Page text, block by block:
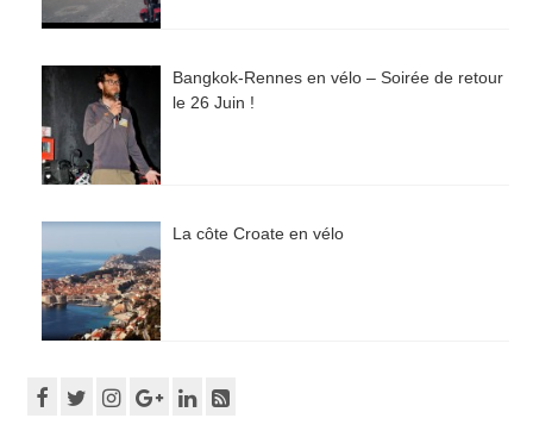
Bangkok-Rennes en vélo – Soirée de retour
le 26 Juin !
La côte Croate en vélo